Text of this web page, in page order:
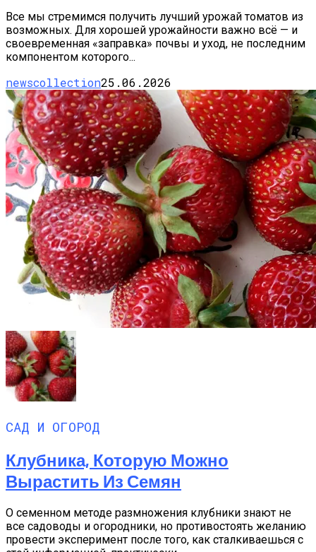
Все мы стремимся получить лучший урожай томатов из
возможных. Для хорошей урожайности важно всё — и
своевременная «заправка» почвы и уход, не последним
компонентом которого...
newscollection25.06.2026
САД И ОГОРОД
Клубника, Которую Можно
Вырастить Из Семян
О семенном методе размножения клубники знают не
все садоводы и огородники, но противостоять желанию
провести эксперимент после того, как сталкиваешься с